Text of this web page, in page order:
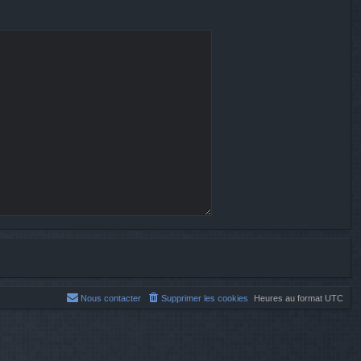
Heures au format UTC
Supprimer les cookies
Nous contacter